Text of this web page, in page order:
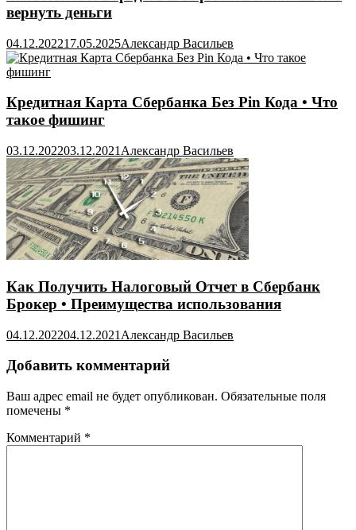
вернуть деньги
04.12.202217.05.2025Александр Васильев
Кредитная Карта Сбербанка Без Pin Кода • Что
такое фишинг
03.12.202203.12.2021 Александр Васильев
Как Получить Налоговый Отчет в Сбербанк
Брокер • Преимущества использования
04.12.202204.12.2021 Александр Васильев
Добавить комментарий
Ваш адрес email не будет опубликован. Обязательные поля
помечены *
Комментарий *